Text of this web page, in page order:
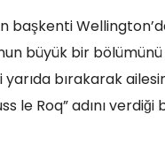
başkenti
büyük bir
bırakarak
le Roq” adını